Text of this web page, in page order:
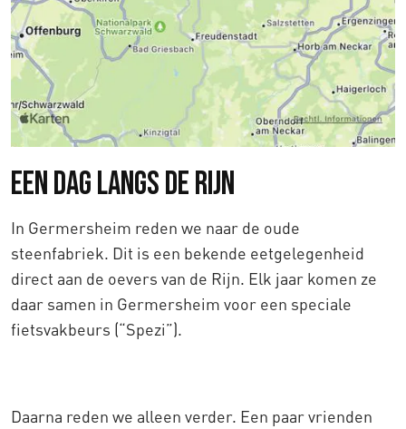
Een dag langs de Rijn
In Germersheim reden we naar de oude
steenfabriek. Dit is een bekende eetgelegenheid
direct aan de oevers van de Rijn. Elk jaar komen ze
daar samen in Germersheim voor een speciale
fietsvakbeurs (“Spezi”).
Daarna reden we alleen verder. Een paar vrienden